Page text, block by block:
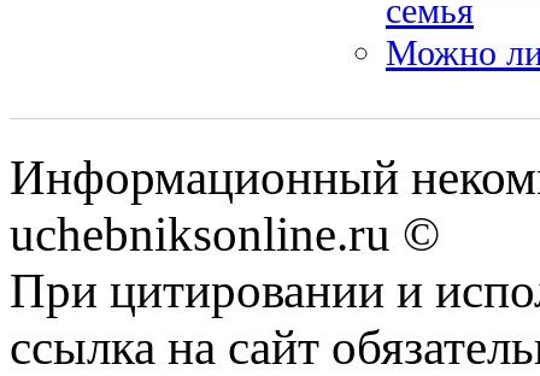
семья
Можно ли
Информационный
uchebniksonline.ru ©
При цитировании и
ссылка на сайт